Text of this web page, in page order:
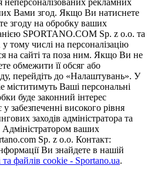
неперсоналізованих рекламних
Вами згод. Якщо Ви натиснете
згоду на обробку ваших
SPORTANO.COM Sp. z o.o. та
тому числі на персоналізацію
на сайті та поза ним. Якщо Ви не
обмежити її обсяг або
перейдіть до «Налаштувань». У
міститимуть Ваші персональні
буде законний інтерес
забезпеченні високого рівня
заходів адміністратора та
Адміністратором ваших
Sp. z o.o. Контакт:
Ви знайдете в нашій
та файлів cookie - Sportano.ua.